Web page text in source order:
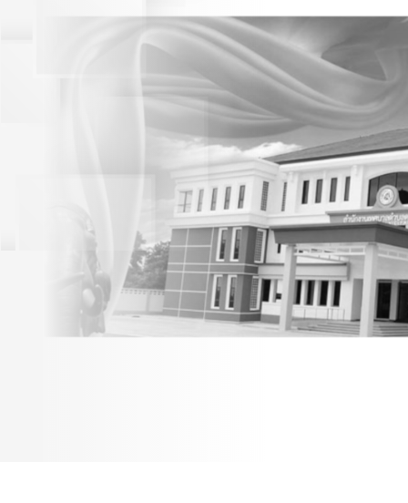
ประกาศเทศบาลตำบล
ดอนเจดีย์เรื่องหลักเกณฑ์
และวิธีการประเมินผลการ
ปฏิบัติงานของพนัก งานครู
เทศบาลตำบลดอนเจดีย์
16/9/63